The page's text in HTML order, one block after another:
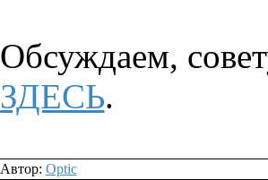
Обсуждаем,
ЗДЕСЬ.
Автор: Optic